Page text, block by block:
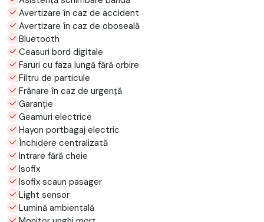
Avertizare în caz de accident
Avertizare în caz de oboseală
Bluetooth
Ceasuri bord digitale
Faruri cu faza lungă fără orbire
Filtru de particule
Frânare în caz de urgență
Garanție
Geamuri electrice
Hayon portbagaj electric
Închidere centralizată
Intrare fără cheie
Isofix
Isofix scaun pasager
Light sensor
Lumină ambientală